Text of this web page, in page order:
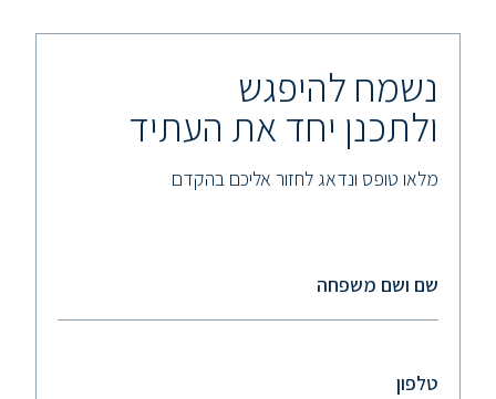
נשמח להיפגש
ולתכנן יחד את העתיד
מלאו טופס ונדאג לחזור אליכם בהקדם